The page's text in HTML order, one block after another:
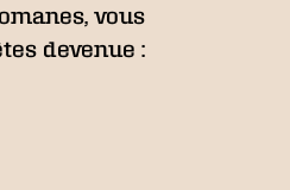
vous
devenue :